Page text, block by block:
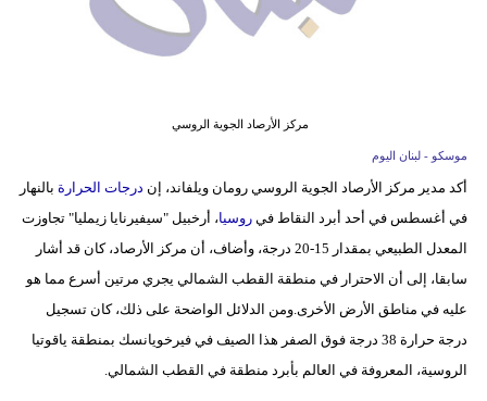
علوم
وتكنولوجيا
بيئة
مدوَّنات
مركز الأرصاد الجوية الروسي
موسكو - لبنان اليوم
أكد مدير مركز الأرصاد الجوية الروسي رومان ويلفاند، إن درجات الحرارة بالنهار
في أغسطس في أحد أبرد النقاط فيروسيا، أرخبيل "سيفيرنايا زيمليا" تجاوزت
المعدل الطبيعي بمقدار 15-20 درجة، وأضاف، أن مركز الأرصاد، كان قد أشار
سابقا، إلى أن الاحترار في منطقة القطب الشمالي يجري مرتين أسرع مما هو
عليه في مناطق الأرض الأخرى.ومن الدلائل الواضحة على ذلك، كان تسجيل
درجة حرارة 38 درجة فوق الصفر هذا الصيف في فيرخويانسك بمنطقة ياقوتيا
الروسية، المعروفة في العالم بأبرد منطقة في القطب الشمالي.